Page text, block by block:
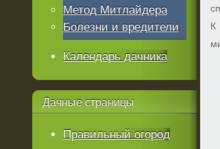
К
Метод Митлайдера
Болезни и вредители
Календарь дачника
Дачные страницы
Правильный огород